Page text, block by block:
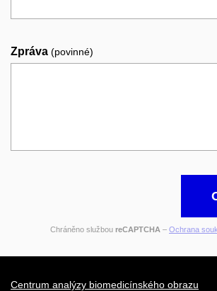
Zpráva (povinné)
Chráněno službou reCAPTCHA – Ochrana
Centrum analýzy biomedicínského obrazu